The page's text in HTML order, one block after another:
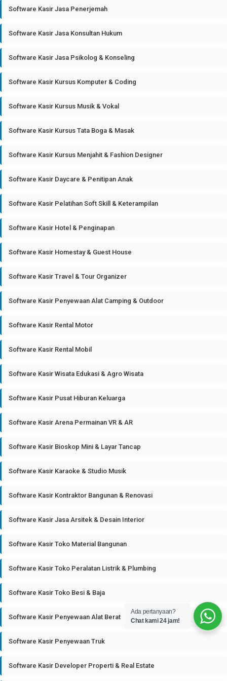
Software Kasir Jasa Penerjemah
Software Kasir Jasa Konsultan Hukum
Software Kasir Jasa Psikolog & Konseling
Software Kasir Kursus Komputer & Coding
Software Kasir Kursus Musik & Vokal
Software Kasir Kursus Tata Boga & Masak
Software Kasir Kursus Menjahit & Fashion Designer
Software Kasir Daycare & Penitipan Anak
Software Kasir Pelatihan Soft Skill & Keterampilan
Software Kasir Hotel & Penginapan
Software Kasir Homestay & Guest House
Software Kasir Travel & Tour Organizer
Software Kasir Penyewaan Alat Camping & Outdoor
Software Kasir Rental Motor
Software Kasir Rental Mobil
Software Kasir Wisata Edukasi & Agro Wisata
Software Kasir Pusat Hiburan Keluarga
Software Kasir Arena Permainan VR & AR
Software Kasir Bioskop Mini & Layar Tancap
Software Kasir Karaoke & Studio Musik
Software Kasir Kontraktor Bangunan & Renovasi
Software Kasir Jasa Arsitek & Desain Interior
Software Kasir Toko Material Bangunan
Software Kasir Toko Peralatan Listrik & Plumbing
Software Kasir Toko Besi & Baja
Software Kasir Penyewaan Alat Berat
Software Kasir Penyewaan Truk
Software Kasir Developer Properti & Real Estate
Ada pertanyaan?
Chat kami 24 jam!